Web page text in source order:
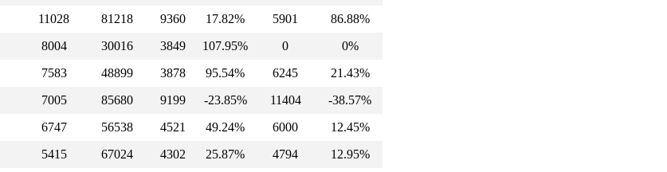
11028 81218 9360 17.82% 5901
86.88%
8004 30016 3849 107.95% 0
0%
7583 48899 3878 95.54% 6245
21.43%
7005 85680 9199 -23.85% 11404
-38.57%
6747 56538 4521 49.24% 6000
12.45%
5415 67024 4302 25.87% 4794
12.95%